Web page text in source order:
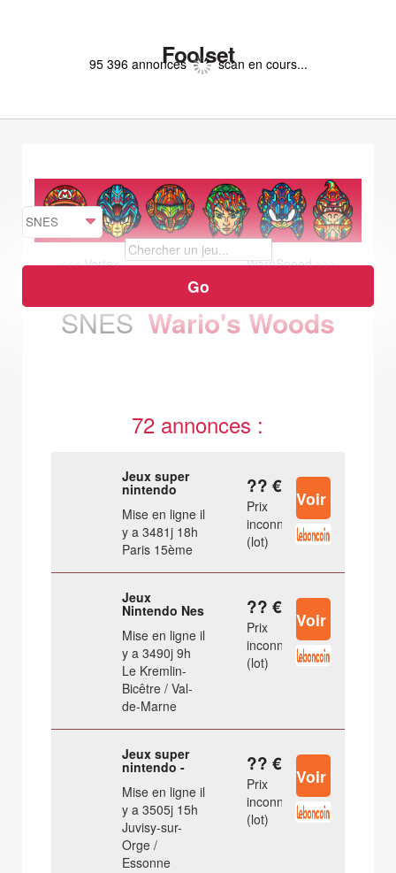
Foolset
95 396 annonces scan en cours...
<<< Vortex WarpSpeed >>>
SNES Wario's Woods
72 annonces :
Jeux super
nintendo
Mise en ligne il
y a 3481j 18h
Paris 15ème
?? €
Prix
inconnu
(lot)
Jeux
Nintendo Nes
Mise en ligne il
y a 3490j 9h
Le Kremlin-
Bicêtre / Val-
de-Marne
?? €
Prix
inconnu
(lot)
Jeux super
nintendo -
Mise en ligne il
y a 3505j 15h
Juvisy-sur-
Orge /
Essonne
?? €
Prix
inconnu
(lot)